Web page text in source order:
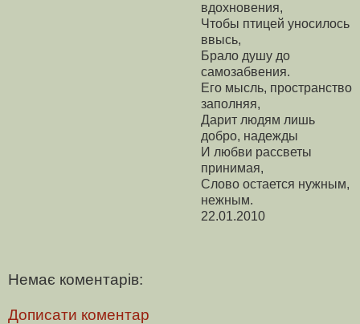
вдохновения,
Чтобы птицей уносилось
ввысь,
Брало душу до
самозабвения.
Его мысль, пространство
заполняя,
Дарит людям лишь
добро, надежды
И любви рассветы
принимая,
Слово остается нужным,
нежным.
22.01.2010
Немає коментарів:
Дописати коментар